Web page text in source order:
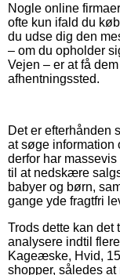
Nogle online
ofte kun ifald du
du udse dig den
– om du opholder
Vejen – er at få
afhentningssted.
Det er efterhånden
at søge information
derfor har
til at nedskære
babyer og børn,
gange yde fragtfri
Trods dette kan det
analysere indtil
Kageæske, Hvid,
shopper, således at